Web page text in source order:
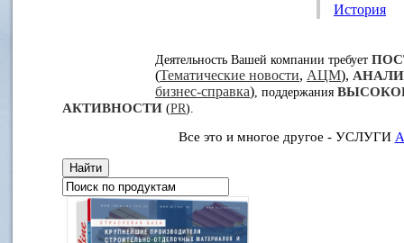
История
Деятельность Вашей компании требует
(Тематические новости, АЦМ),
бизнес-справка), поддержания
АКТИВНОСТИ (PR).
Все это и многое другое - УСЛУГИ